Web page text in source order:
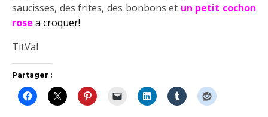
saucisses, des frites, des bonbons et un petit cochon
rose a croquer!
TitVal
Partager :